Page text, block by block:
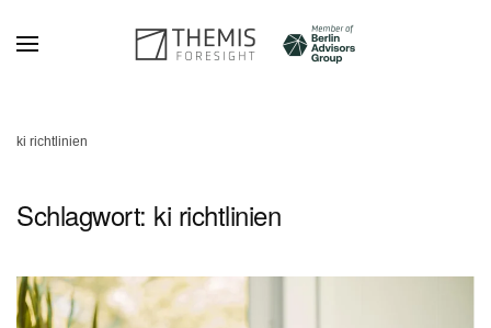
Zum Hauptinhalt springen
ki richtlinien
Schlagwort: ki richtlinien